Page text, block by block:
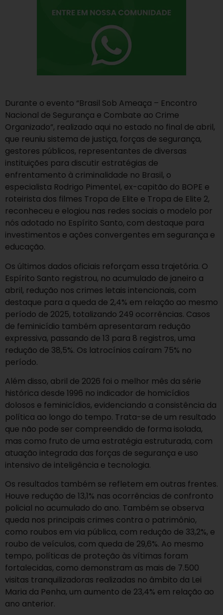
Durante o evento “Brasil Sob Ameaça – Encontro
Nacional de Segurança e Combate ao Crime
Organizado”, realizado aqui no estado no final de abril,
que reuniu sistema de justiça, forças de segurança,
gestores públicos, representantes de diversas
instituições para discutir estratégias de
enfrentamento à criminalidade no Brasil, o
especialista Rodrigo Pimentel, ex-capitão do BOPE e
roteirista dos filmes Tropa de Elite e Tropa de Elite 2,
reconheceu e elogiou nas redes sociais o modelo por
nós adotado no Espírito Santo, com destaque para
investimentos e ações convergentes em segurança e
educação.
Os últimos dados oficiais reforçam essa trajetória. O
Espírito Santo registrou, no acumulado de janeiro a
abril, redução nos crimes letais intencionais, com
destaque para a queda de 2,4% em relação ao mesmo
período de 2025, totalizando 249 ocorrências. Casos
de feminicídio também apresentaram redução
expressiva, passando de 13 para 8 registros, uma
redução de 38,5%. Os latrocínios caíram 75% no
período.
Além disso, abril de 2026 foi o melhor mês da série
histórica desde 1996 no indicador de homicídios
dolosos e feminicídios, evidenciando a consistência da
política ao longo do tempo. Trata-se de um resultado
que não pode ser compreendido de forma isolada,
mas como fruto de uma estratégia estruturada, com
atuação integrada das forças de segurança e uso
intensivo de inteligência e tecnologia.
Os resultados também se refletem em outras frentes.
Houve redução de 13,1% nas ocorrências de confronto
policial no acumulado do ano. Também se observa
queda nos principais crimes contra o patrimônio,
como roubos em via pública, com redução de 33,2%, e
roubo de veículos, com queda de 29,6%. Ao mesmo
tempo, políticas de proteção às vítimas foram
fortalecidas, como demonstram as mais de 7.500
visitas tranquilizadoras realizadas no âmbito da Lei
Maria da Penha, um aumento de 23,4% em relação ao
ano anterior.